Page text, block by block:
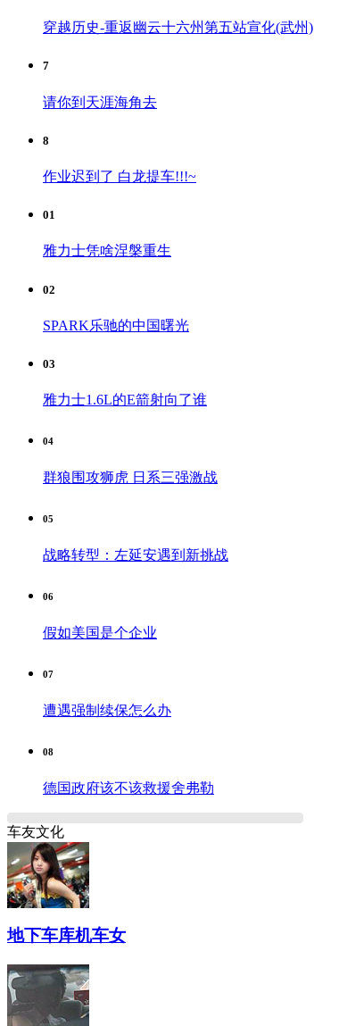
穿越历史-重返幽云十六州第五站宣化(武州)
7
请你到天涯海角去
8
作业迟到了 白龙提车!!!~
01
雅力士凭啥涅槃重生
02
SPARK乐驰的中国曙光
03
雅力士1.6L的E箭射向了谁
04
群狼围攻狮虎 日系三强激战
05
战略转型：左延安遇到新挑战
06
假如美国是个企业
07
遭遇强制续保怎么办
08
德国政府该不该救援舍弗勒
车友文化
地下车库机车女